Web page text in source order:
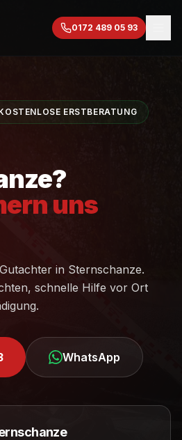
0172 489 05 93
ERSTBERATUNG
?
uns
in Sternschanze.
schnelle Hilfe vor Ort
WhatsApp